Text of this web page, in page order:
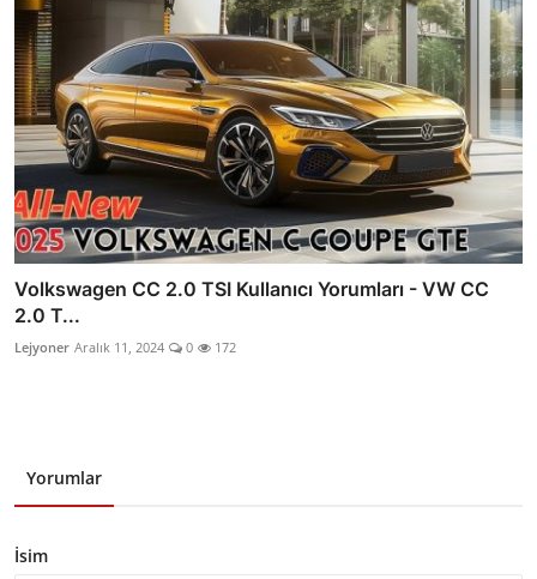
Volkswagen CC 2.0 TSI Kullanıcı Yorumları - VW CC
2.0 T...
Lejyoner Aralık 11, 2024 0 172
Yorumlar
İsim